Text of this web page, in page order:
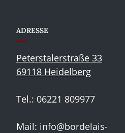
ADRESSE
Peterstalerstraße 33
69118 Heidelberg
Tel.: 06221 809977
Mail: info@bordelais-